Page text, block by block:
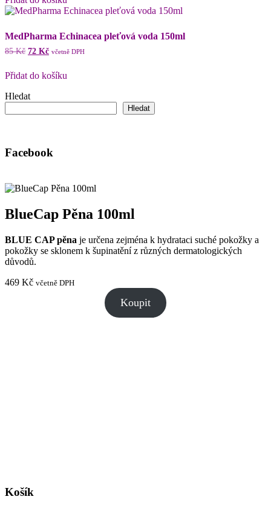
184 Kč.158 Kč.
MedPharma Echinacea pleťová voda 150ml
85Kč Původní
85 Kč.
72 KčAktuální
je:
72 Kč.
včetně DPH
Přidat do košíku
Hledat
Hledat
Facebook
BlueCap Pěna 100ml
BLUE CAP pěna je určena zejména k hydrataci suché pokožky a
pokožky se sklonem k šupinatění z různých dermatologických
důvodů.
469 Kč včetně DPH
Koupit
Košík